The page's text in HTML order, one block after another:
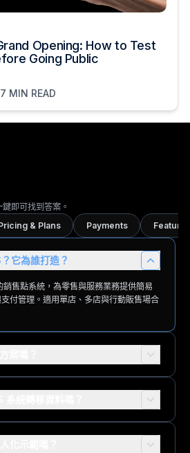
Opening: How to Test
Going Public
7 MIN READ
即可找到答案。
& Plans Payments
它為誰打造？
售點系統，為零售與服務業務提供簡易
付管理。適用單店、多店與行動販售場合